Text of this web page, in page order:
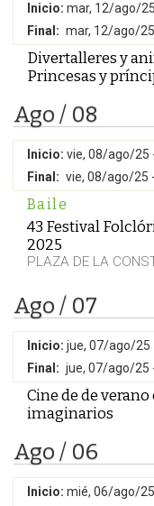
Inicio: mar, 12/ago/
Final: mar, 12/ago/
Divertalleres y
Princesas y
Ago / 08
Inicio: vie, 08/ago/25
Final: vie, 08/ago/25
Baile
43 Festival
2025
PLAZA DE LA
Ago / 07
Inicio: jue, 07/ago/25
Final: jue, 07/ago/25
Cine de de
imaginarios
Ago / 06
Inicio: mié, 06/ago/